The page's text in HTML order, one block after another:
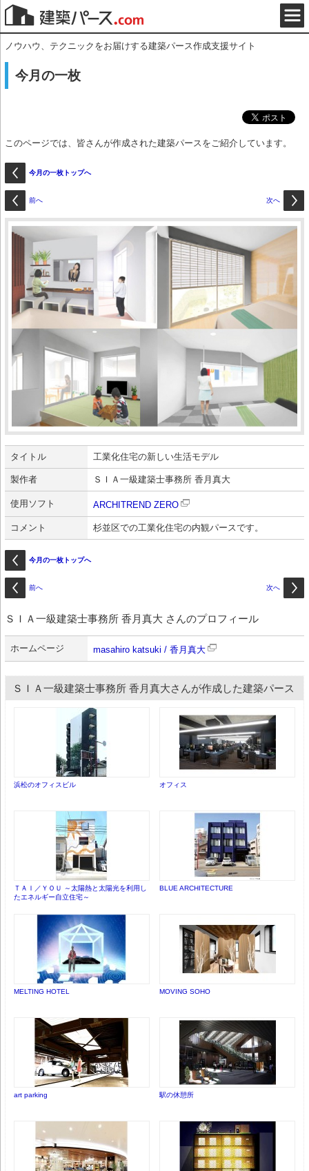
ノウハウ、テクニックをお届けする建築パース作成支援サイト
今月の一枚
このページでは、皆さんが作成された建築パースをご紹介しています。
今月の一枚トップへ
前へ 次へ
タイトル 工業化住宅の新しい生活モデル
製作者 ＳＩＡ一級建築士事務所 香月真大
使用ソフト ARCHITREND ZERO
コメント 杉並区での工業化住宅の内観パースです。
今月の一枚トップへ
前へ 次へ
ＳＩＡ一級建築士事務所 香月真大 さんのプロフィール
ホームページ masahiro katsuki / 香月真大
ＳＩＡ一級建築士事務所 香月真大さんが作成した建築パース
浜松のオフィスビル オフィス
ＴＡＩ／ＹＯＵ ～太陽熱と太陽光を利用し
たエネルギー自立住宅～
BLUE ARCHITECTURE
MELTING HOTEL MOVING SOHO
art parking 駅の休憩所